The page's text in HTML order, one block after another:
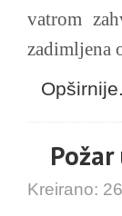
vatrom
zadimljena
Kreirano: